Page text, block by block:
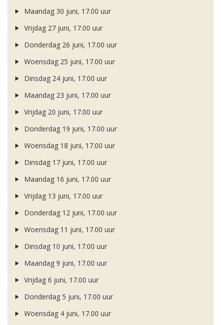
Maandag 30 juni, 17.00 uur
Vrijdag 27 juni, 17.00 uur
Donderdag 26 juni, 17.00 uur
Woensdag 25 juni, 17.00 uur
Dinsdag 24 juni, 17.00 uur
Maandag 23 juni, 17.00 uur
Vrijdag 20 juni, 17.00 uur
Donderdag 19 juni, 17.00 uur
Woensdag 18 juni, 17.00 uur
Dinsdag 17 juni, 17.00 uur
Maandag 16 juni, 17.00 uur
Vrijdag 13 juni, 17.00 uur
Donderdag 12 juni, 17.00 uur
Woensdag 11 juni, 17.00 uur
Dinsdag 10 juni, 17.00 uur
Maandag 9 juni, 17.00 uur
Vrijdag 6 juni, 17.00 uur
Donderdag 5 juni, 17.00 uur
Woensdag 4 juni, 17.00 uur